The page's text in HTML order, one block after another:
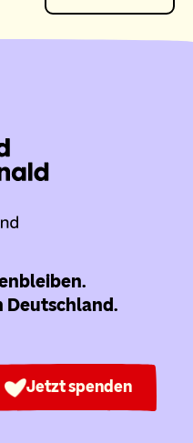
Deutschland.
Jetzt spenden